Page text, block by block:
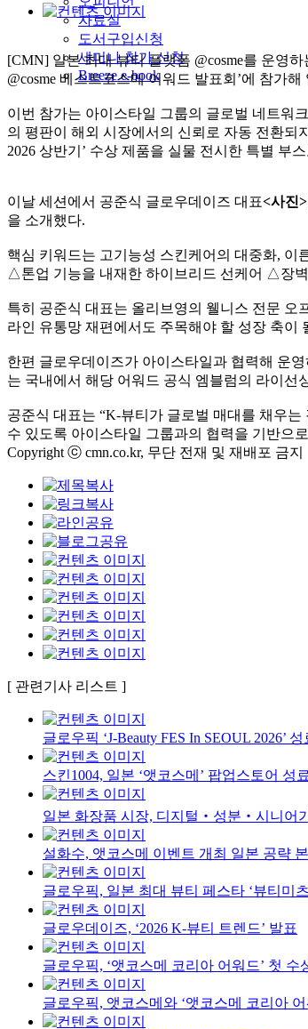
자료실
도서구입신청
세미나 참가 신청
Breeze e-book
[CMN] 일본 최대 뷰티 플랫폼 @cosme를 운영
@cosme 베스트코스메 어워드 발표회’에 참가
이번 참가는 아이스타일 그룹의 글로벌 네트워
의 평판이 해외 시장에서의 신뢰로 자동 전환되
2026 상반기’ 수상 제품을 실물 전시한 특별 부
이날 세션에서 공준식 글로우데이즈 대표<사진>
을 소개했다.
핵심 키워드는 고기능성 스킨케어의 대중화,
△톤업 기능을 내재한 하이브리드 선케어 △장
특히 공준식 대표는 올리브영의 웰니스 전문 오
라인 유통망 재편에서도 주목해야 할 성장 축이
한편 글로우데이즈가 아이스타일과 협력해 운
는 국내에서 해당 어워드 공식 엠블럼의 라이선
공준식 대표는 “K-뷰티가 글로벌 매대를 채우
수 있도록 아이스타일 그룹과의 협력을 기반으
Copyright ⓒ cmn.co.kr, 무단 전재 및 재배포 금지
[ 관련기사 리스트 ]
글로우픽 ‘J-Beauty FES In SEOUL 2026’ 성
스킨1004, 일본 ‘앳코스메’ 팝업스토어 성료
일본 화장품 시장, 디지털‧성분‧시니어
설화수, 앳코스메 이벤트 개최 일본 공략
글로우픽, 일본 최대 뷰티 페스타 ‘뷰티미
글로우데이즈, ‘2026 K-뷰티 트렌드’ 발표
글로우픽, ‘앳코스메 코리아 어워드’ 첫 수
글로우픽, 앳코스메와 ‘앳코스메 코리아 어